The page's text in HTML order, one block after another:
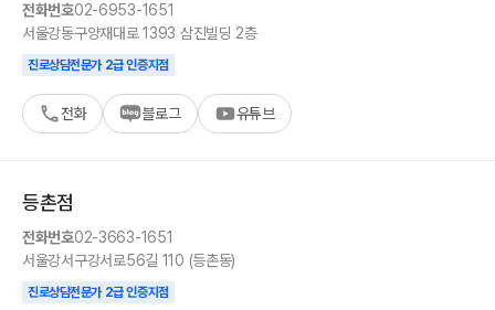
전화번호02-6953-1651
서울강동구양재대로 1393 삼진빌딩 2층
진로상담전문가 2급 인증지점
전화 블로그 유튜브
등촌점
전화번호02-3663-1651
서울강서구강서로56길 110 (등촌동)
진로상담전문가 2급 인증지점